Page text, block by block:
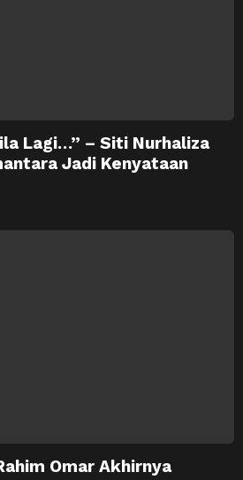
Lagi…” – Siti Nurhaliza
Jadi Kenyataan
Omar Akhirnya